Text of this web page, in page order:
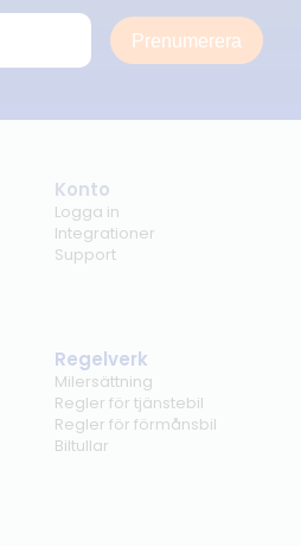
Prenumerera
Konto
Logga in
Integrationer
Support
Regelverk
Milersättning
Regler för tjänstebil
Regler för förmånsbil
Biltullar